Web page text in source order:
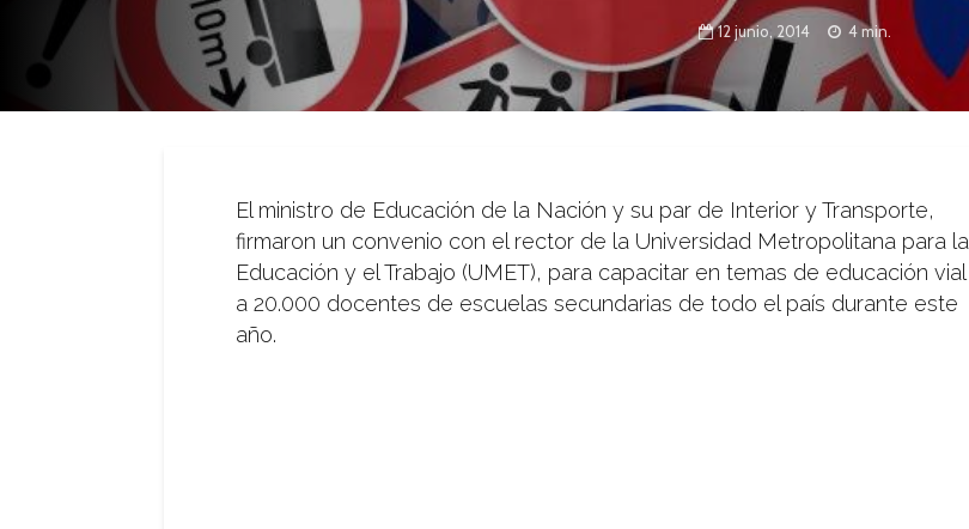
12 junio, 2014 4 min.
El ministro de Educación de la Nación y su par de Interior y Transporte,
firmaron un convenio con el rector de la Universidad Metropolitana para la
Educación y el Trabajo (UMET), para capacitar en temas de educación vial
a 20.000 docentes de escuelas secundarias de todo el país durante este
año.